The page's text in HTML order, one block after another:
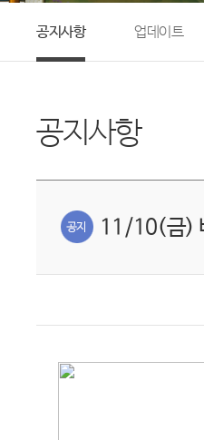
공지사항 업데이트
공지사항
11/10(금)